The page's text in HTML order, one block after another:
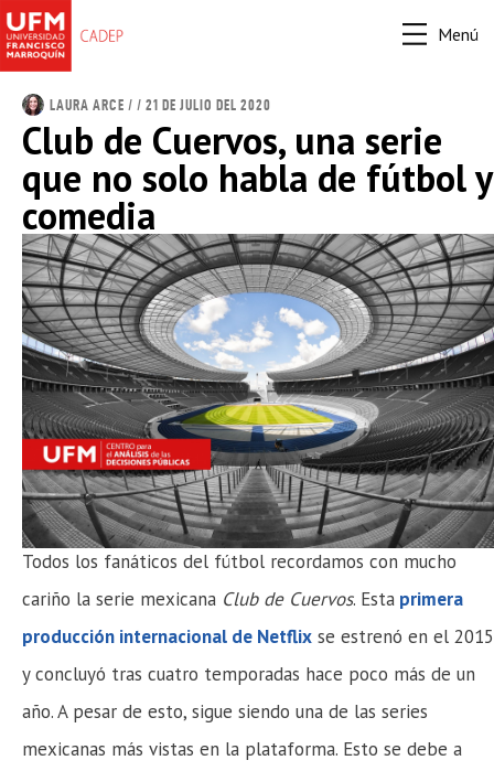
Menú
LAURA ARCE / / 21 DE JULIO DEL 2020
Club de Cuervos, una serie
que no solo habla de fútbol y
comedia
Todos los fanáticos del fútbol recordamos con mucho
cariño la serie mexicana Club de Cuervos. Esta primera
producción internacional de Netflix se estrenó en el 2015
y concluyó tras cuatro temporadas hace poco más de un
año. A pesar de esto, sigue siendo una de las series
mexicanas más vistas en la plataforma. Esto se debe a